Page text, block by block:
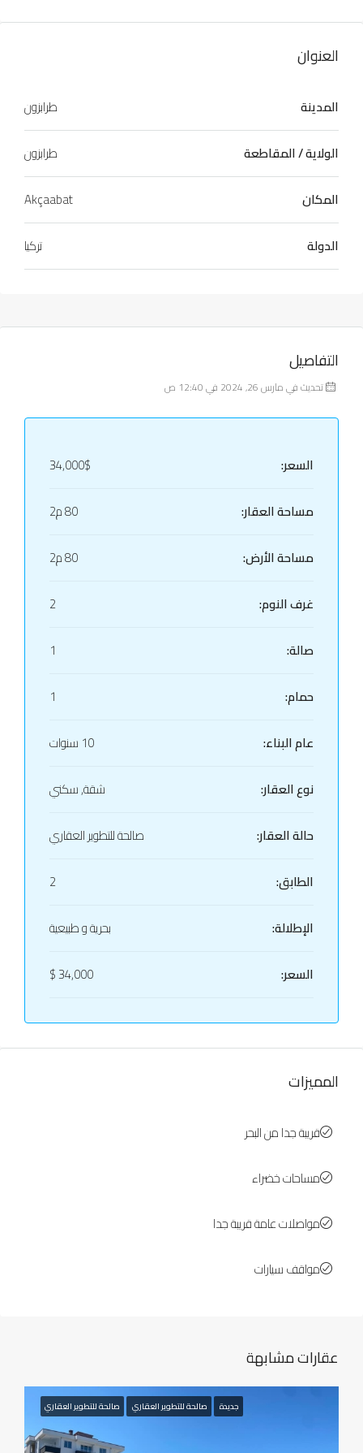
العنوان
المدينة
طرابزون
الولاية / المقاطعة
طرابزون
المكان
Akçaabat
الدولة
تركيا
التفاصيل
تحديث في مارس 26, 2024 في 12:40 ص
السعر:
34,000$
مساحة العقار:
80 م2
مساحة الأرض:
80 م2
غرف النوم:
2
صالة:
1
حمام:
1
عام البناء:
10 سنوات
نوع العقار:
شقة, سكني
حالة العقار:
صالحة للتطوير العقاري
الطابق:
2
الإطلالة:
بحرية و طبيعية
السعر:
34,000 $
المميزات
قريبة جدا من البحر
مساحات خضراء
مواصلات عامة قريبة جدا
مواقف سيارات
عقارات مشابهة
جديدة صالحة للتطوير العقاري صالحة للتطوير العقاري